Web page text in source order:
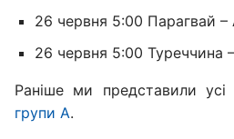
26 червня 5:00 Парагвай –
26 червня 5:00 Туреччина
Раніше ми представили
групи A.